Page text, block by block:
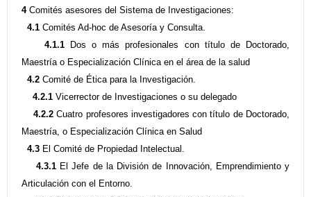
4Comités asesores del Sistema de Investigaciones:
4.1 Comités Ad-hoc de Asesoría y Consulta.
4.1.1Dos o más profesionales con título de Doctorado,
Maestría o Especialización Clínica en el área de la salud
4.2 Comité de Ética para la Investigación.
4.2.1 Vicerrector de Investigaciones o su delegado
4.2.2 Cuatro profesores investigadores con título de Doctorado,
Maestría, o Especialización Clínica en Salud
4.3 El Comité de Propiedad Intelectual.
4.3.1El Jefe de la División de Innovación, Emprendimiento y
Articulación con el Entorno.